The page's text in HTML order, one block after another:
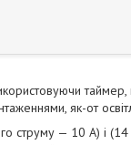
як-от
струму — 10 А) і